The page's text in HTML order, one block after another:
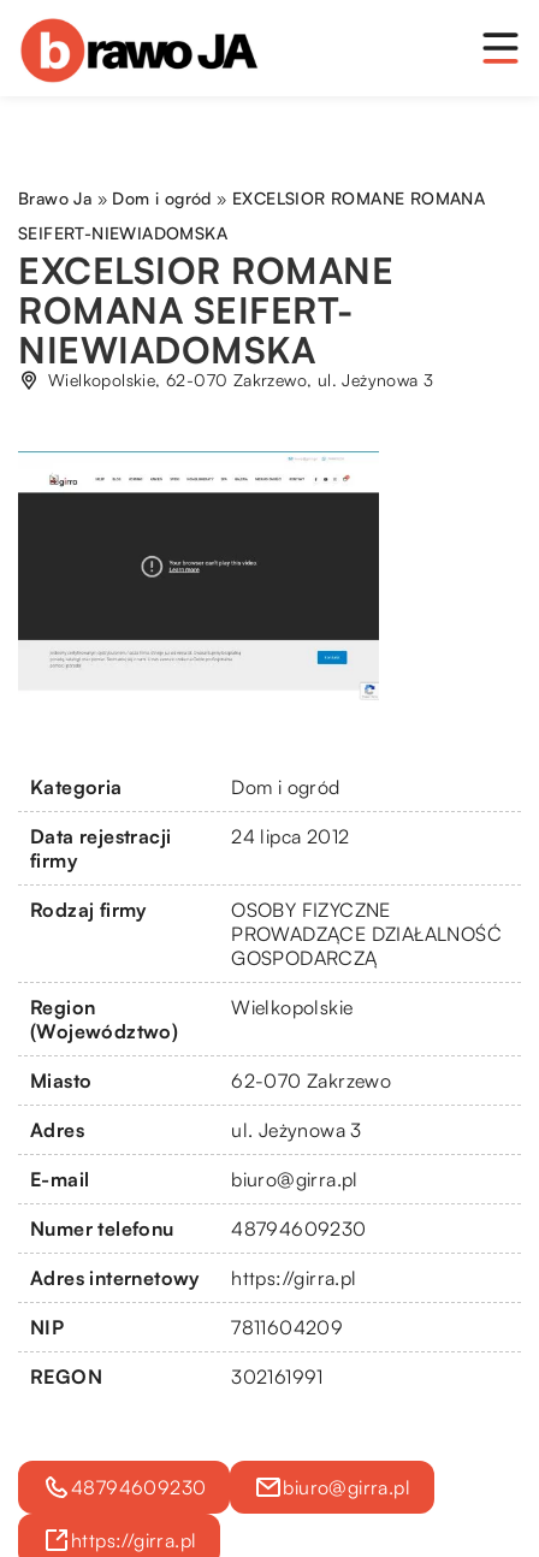
Brawo Ja » Dom i ogród » EXCELSIOR ROMANE ROMANA
SEIFERT-NIEWIADOMSKA
EXCELSIOR ROMANE
ROMANA SEIFERT-
NIEWIADOMSKA
Wielkopolskie, 62-070 Zakrzewo, ul. Jeżynowa 3
Kategoria Dom i ogród
Data rejestracji
firmy
24 lipca 2012
Rodzaj firmy
OSOBY FIZYCZNE
PROWADZĄCE DZIAŁALNOŚĆ
GOSPODARCZĄ
Region
(Województwo)
Wielkopolskie
Miasto 62-070 Zakrzewo
Adres ul. Jeżynowa 3
E-mail biuro@girra.pl
Numer telefonu 48794609230
Adres internetowy https://girra.pl
NIP 7811604209
REGON 302161991
48794609230 biuro@girra.pl
https://girra.pl